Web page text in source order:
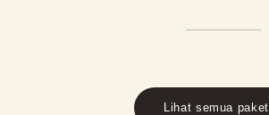
Lihat semua paket